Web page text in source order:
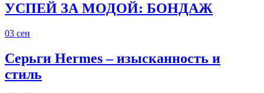
УСПЕЙ ЗА МОДОЙ: БОНДАЖ
03 сен
Серьги Hermes – изысканность и
стиль